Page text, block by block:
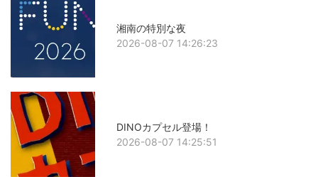
湘南の特別な夜
2026-08-07 14:26:23
DINOカプセル登場！
2026-08-07 14:25:51